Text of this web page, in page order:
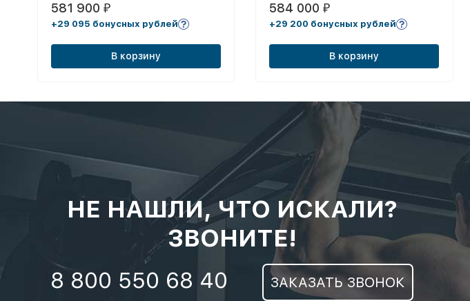
581 900 ₽
+29 095 бонусных рублей
В корзину
584 000₽
+29 200 бонусных рублей
В корзину
НЕ НАШЛИ, ЧТО ИСКАЛИ?
ЗВОНИТЕ!
8 800 550 68 40 ЗАКАЗАТЬ ЗВОНОК